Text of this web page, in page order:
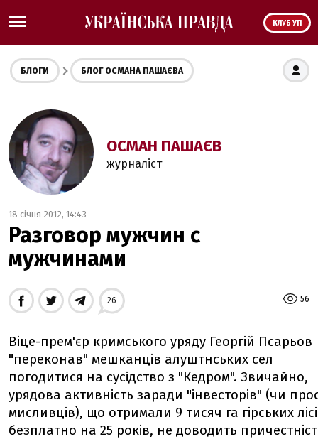
КЛУБ УП
БЛОГИ БЛОГ ОСМАНА ПАШАЄВА
ОСМАН ПАШАЄВ
журналіст
18 січня 2012, 14:43
Разговор мужчин с
мужчинами
56
26
Віце-прем'єр кримського уряду Георгій Псарьов
"переконав" мешканців алуштнських сел
погодитися на сусідство з "Кедром". Звичайно,
урядова активність заради "інвесторів" (чи
мисливців), що отримали 9 тисяч га гірських
безплатно на 25 років, не доводить